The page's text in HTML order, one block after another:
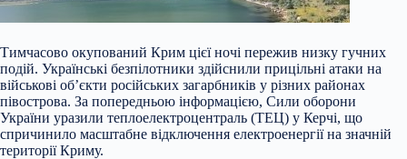
Тимчасово окупований Крим цієї ночі пережив низку гучних
подій. Українські безпілотники здійснили прицільні атаки на
військові об’єкти російських загарбників у різних районах
півострова. За попередньою інформацією, Сили оборони
України уразили теплоелектроцентраль (ТЕЦ) у Керчі, що
спричинило масштабне відключення електроенергії на значній
території Криму.